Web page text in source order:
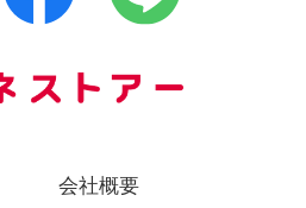
会社概要